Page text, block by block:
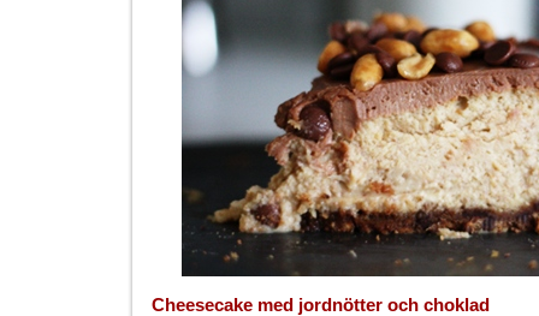
Cheesecake med jordnötter och choklad